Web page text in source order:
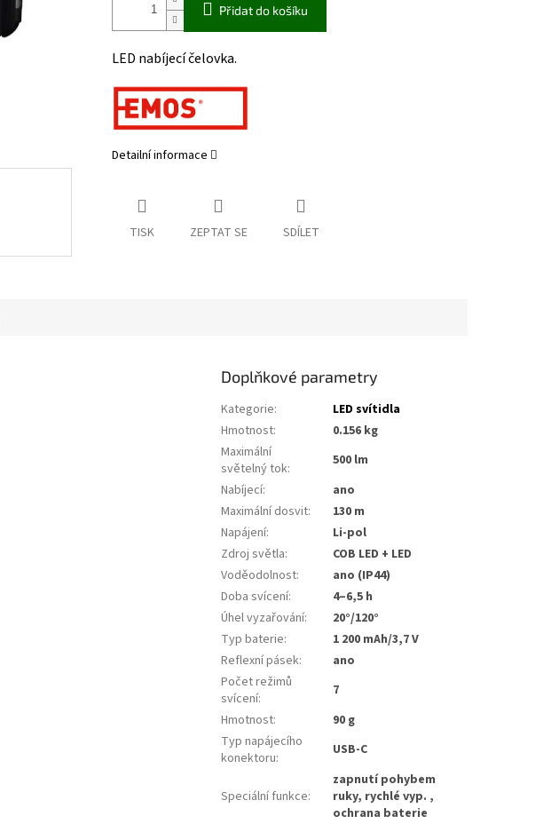
Přidat do košíku
LED nabíjecí čelovka.
Detailní informace
TISK ZEPTAT SE SDÍLET
Doplňkové parametry
Kategorie:
LED svítidla
Hmotnost:
0.156 kg
Maximální
světelný tok:
500 lm
Nabíjecí:
ano
Maximální dosvit:
130 m
Napájení:
Li-pol
Zdroj světla:
COB LED + LED
Voděodolnost:
ano (IP44)
Doba svícení:
4–6,5 h
Úhel vyzařování:
20°/120°
Typ baterie:
1 200 mAh/3,7 V
Reflexní pásek:
ano
Počet režimů
svícení:
7
Hmotnost:
90 g
Typ napájecího
konektoru: USB-C
Speciální funkce:
zapnutí pohybem
ruky, rychlé vyp. ,
ochrana baterie